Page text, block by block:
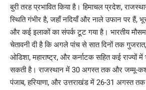
बुरी तरह प्रभावित किया है। हिमाचल प्रदेश,
स्थिति गंभीर है, जहाँ नदियाँ और नाले उफान पर
और कई इलाकों का संपर्क टूट गया है। भारतीय मौसम
चेतावनी दी है कि अगले पांच से सात दिनों तक
ओडिशा, महाराष्ट्र, और कर्नाटक सहित कई राज्यों में
सकती है। राजस्थान में 30 अगस्त तक और जम्मू-
पंजाब, हरियाणा, और उत्तराखंड में 26-31 अगस्त तक